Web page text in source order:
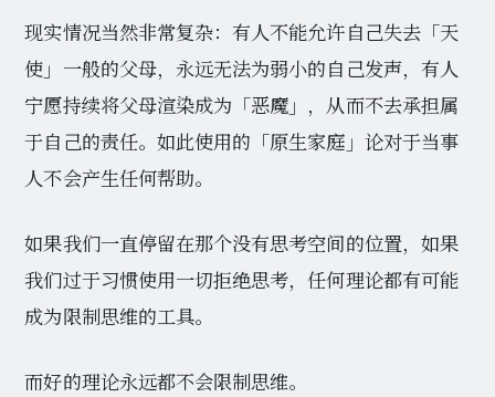
现实情况当然非常复杂：有人不能允许自己失去「天
使」一般的父母，永远无法为弱小的自己发声，有人
宁愿持续将父母渲染成为「恶魔」，从而不去承担属
于自己的责任。如此使用的「原生家庭」论对于当事
人不会产生任何帮助。
如果我们一直停留在那个没有思考空间的位置，如果
我们过于习惯使用一切拒绝思考，任何理论都有可能
成为限制思维的工具。
而好的理论永远都不会限制思维。